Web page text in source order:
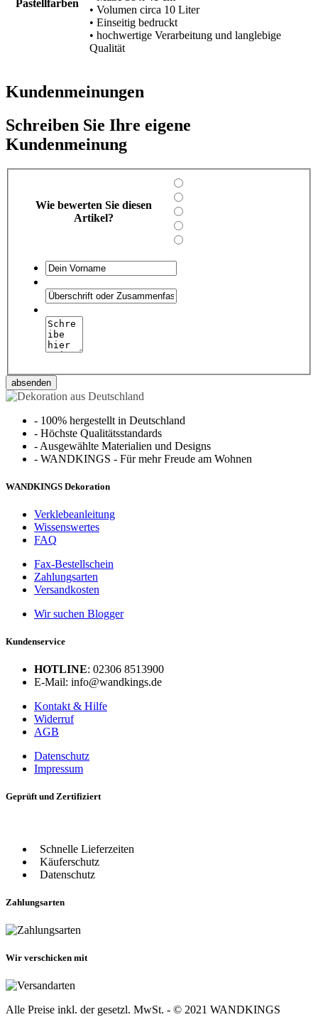
Pastellfarben
• Volumen circa 10 Liter
• Einseitig bedruckt
• hochwertige Verarbeitung und langlebige
Qualität
Kundenmeinungen
Schreiben Sie Ihre eigene
Kundenmeinung
Wie bewerten Sie diesen
Artikel?
absenden
- 100% hergestellt in Deutschland
- Höchste Qualitätsstandards
- Ausgewählte Materialien und Designs
- WANDKINGS - Für mehr Freude am Wohnen
WANDKINGS Dekoration
Verklebeanleitung
Wissenswertes
FAQ
Fax-Bestellschein
Zahlungsarten
Versandkosten
Wir suchen Blogger
Kundenservice
HOTLINE: 02306 8513900
E-Mail: info@wandkings.de
Kontakt & Hilfe
Widerruf
AGB
Datenschutz
Impressum
Geprüft und Zertifiziert
Schnelle Lieferzeiten
Käuferschutz
Datenschutz
Zahlungsarten
Wir verschicken mit
Alle Preise inkl. der gesetzl. MwSt. - © 2021 WANDKINGS